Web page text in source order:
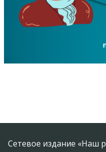
Сетевое издание «Наш